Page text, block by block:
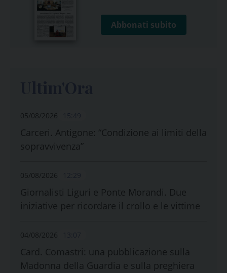
Abbonati subito
05/08/2026
Carceri. Antigone: “Condizione ai limiti della
sopravvivenza”
05/08/2026
Giornalisti Liguri e Ponte Morandi. Due
iniziative per ricordare il crollo e le vittime
04/08/2026
Card. Comastri: una pubblicazione sulla
Madonna della Guardia e sulla preghiera